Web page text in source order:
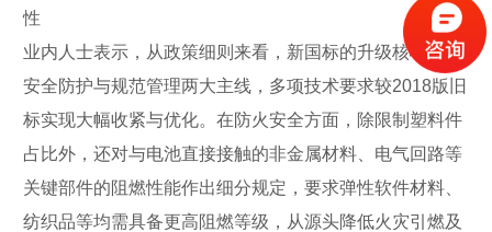
性
业内人士表示，从政策细则来看，新国标的升级核心围绕
安全防护与规范管理两大主线，多项技术要求较2018版旧
标实现大幅收紧与优化。在防火安全方面，除限制塑料件
占比外，还对与电池直接接触的非金属材料、电气回路等
关键部件的阻燃性能作出细分规定，要求弹性软件材料、
纺织品等均需具备更高阻燃等级，从源头降低火灾引燃及